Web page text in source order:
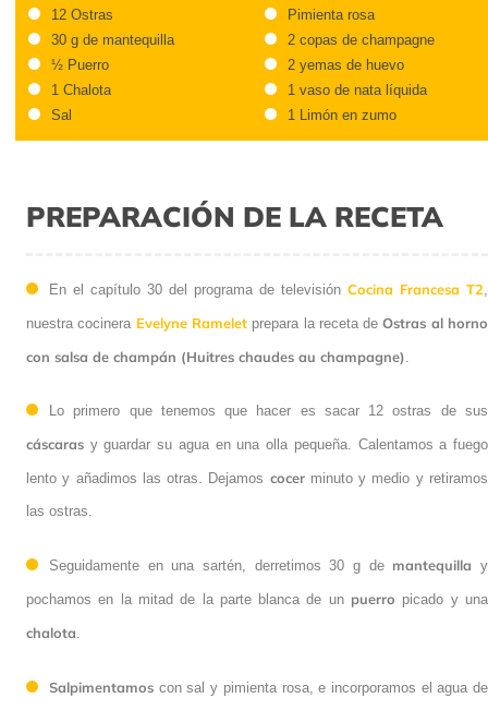
12 Ostras
30 g de mantequilla
½ Puerro
1 Chalota
Sal
Pimienta rosa
2 copas de champagne
2 yemas de huevo
1 vaso de nata líquida
1 Limón en zumo
PREPARACIÓN DE LA RECETA
En el capítulo 30 del programa de televisión Cocina Francesa T2
nuestra cocinera Evelyne Rameletprepara la receta deOstras al horno
con salsa de champán (Huitres chaudes au champagne)
Lo primero que tenemos que hacer es sacar 12 ostras de sus
cáscaras y guardar su agua en una olla pequeña. Calentamos a fuego
lento y añadimos las otras. Dejamos cocerminuto y medio y retiramos
las ostras.
Seguidamente en una sartén, derretimos 30 g de mantequilla y
pochamos en la mitad de la parte blanca de un puerro picado y una
chalota
Salpimentamos con sal y pimienta rosa, e incorporamos el agua de